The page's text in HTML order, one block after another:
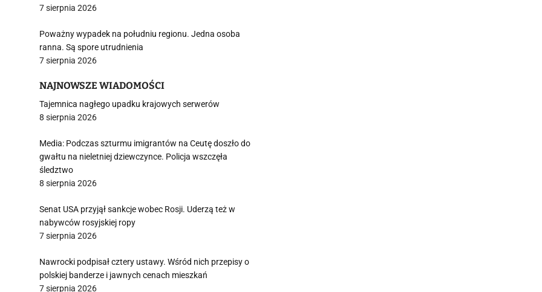
7 sierpnia 2026
Poważny wypadek na południu regionu. Jedna osoba
ranna. Są spore utrudnienia
7 sierpnia 2026
NAJNOWSZE WIADOMOŚCI
Tajemnica nagłego upadku krajowych serwerów
8 sierpnia 2026
Media: Podczas szturmu imigrantów na Ceutę doszło do
gwałtu na nieletniej dziewczynce. Policja wszczęła
śledztwo
8 sierpnia 2026
Senat USA przyjął sankcje wobec Rosji. Uderzą też w
nabywców rosyjskiej ropy
7 sierpnia 2026
Nawrocki podpisał cztery ustawy. Wśród nich przepisy o
polskiej banderze i jawnych cenach mieszkań
7 sierpnia 2026